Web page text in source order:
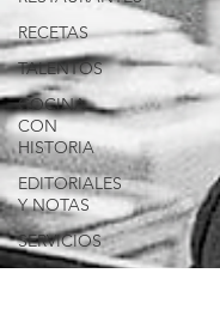
RECETAS
TALENTOS
COCINA
CON
HISTORIA
EDITORIALES
Y NOTAS
SERVICIOS